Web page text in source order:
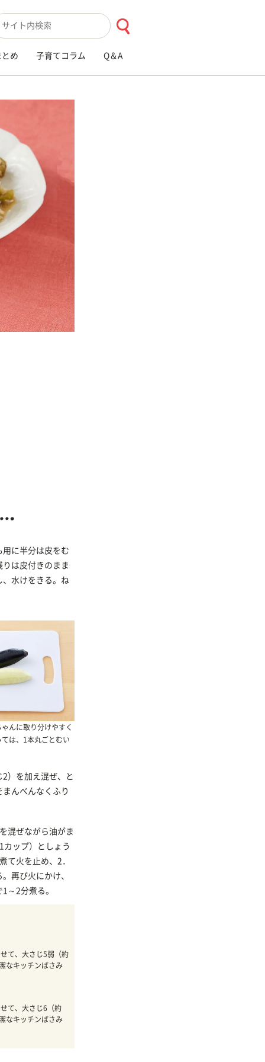
キーワード入力
め 子育てコラム Q＆A
に半分は皮をむ
は皮付きのまま
水けをきる。ね
んに取り分けやすく
は、1本丸ごとむい
）を加え混ぜ、と
んべんなくふり
混ぜながら油がま
カップ）としょう
て火を止め、2．
再び火にかけ、
～2分煮る。
て、大さじ5弱（約
なキッチンばさみ
て、大さじ6（約
なキッチンばさみ